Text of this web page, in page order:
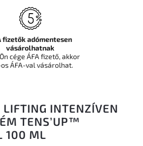
LIFTING INTENZÍVEN
TENS’UP™
100 ML
fizetők adómentesen
vásárolhatnak
cége ÁFA fizető, akkor
ÁFA-val vásárolhat.